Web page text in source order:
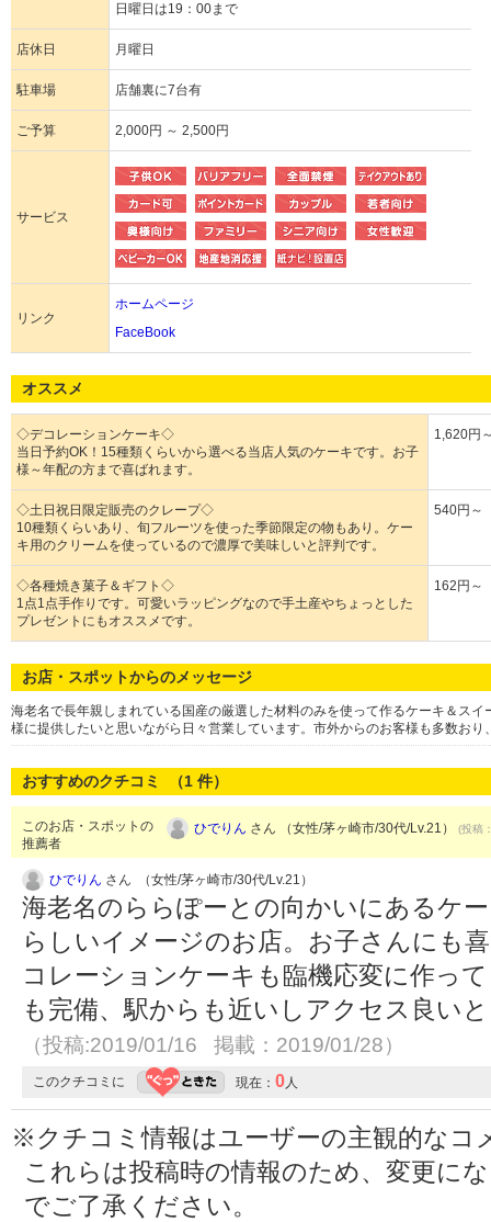
日曜日は19：00まで
店休日 月曜日
駐車場 店舗裏に7台有
ご予算 2,000円 ～ 2,500円
サービス
リンク
ホームページ
FaceBook
オススメ
◇デコレーションケーキ◇
当日予約OK！15種類くらいから選べる当店人気のケーキです。お子
様～年配の方まで喜ばれます。
1,620円
◇土日祝日限定販売のクレープ◇
10種類くらいあり、旬フルーツを使った季節限定の物もあり。ケー
キ用のクリームを使っているので濃厚で美味しいと評判です。
540円～
◇各種焼き菓子＆ギフト◇
1点1点手作りです。可愛いラッピングなので手土産やちょっとした
プレゼントにもオススメです。
162円～
お店・スポットからのメッセージ
海老名で長年親しまれている国産の厳選した材料のみを使って作るケーキ＆ス
様に提供したいと思いながら日々営業しています。市外からのお客様も多数お
おすすめのクチコミ （1 件）
このお店・スポットの
推薦者
ひでりん さん （女性/茅ヶ崎市/30代/Lv.21） (投稿
ひでりん さん （女性/茅ヶ崎市/30代/Lv.21）
海老名のららぽーとの向かいにあるケ
らしいイメージのお店。お子さんにも
コレーションケーキも臨機応変に作っ
も完備、駅からも近いしアクセス良い
（投稿:2019/01/16 掲載：2019/01/28）
このクチコミに 現在： 0人
※クチコミ情報はユーザーの主観的なコ
これらは投稿時の情報のため、変更に
でご了承ください。